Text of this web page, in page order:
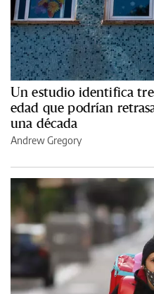
Un estudio identifica
edad que podrían
una década
Andrew Gregory